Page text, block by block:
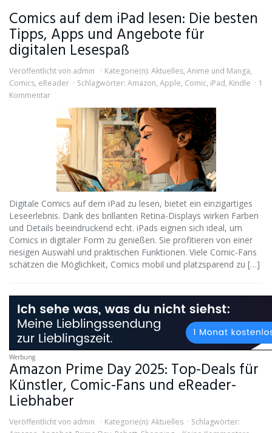
Comics auf dem iPad lesen: Die besten
Tipps, Apps und Angebote für
digitalen Lesespaß
Veröffentlicht von admin Kategorie(n): Aktuelles, Anime und Manga,
Comics, eReader Schlagwörter: Amazon, Apple, Comic, iPad, Kindle
1
Kommentar
Digitale Comics auf dem iPad zu lesen, bietet ein einzigartiges
Leseerlebnis. Dank des brillanten Retina-Displays wirken Farben
und Details beeindruckend echt. iPads eignen sich ideal, um
Comics in digitaler Form zu genießen. Sie profitieren von einer
riesigen Auswahl und praktischen Funktionen. Viele Comic-Fans
schätzen die Möglichkeit, Comics mobil und platzsparend zu […]
Werbung
Amazon Prime Day 2025: Top-Deals für
Künstler, Comic-Fans und eReader-
Liebhaber
Veröffentlicht von admin Kategorie(n): Aktuelles
Schlagwörter: